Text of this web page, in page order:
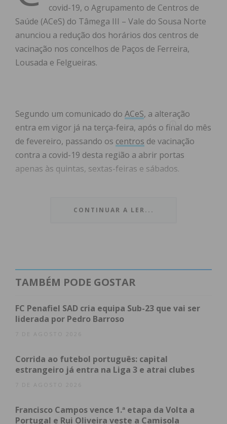
covid-19, o Agrupamento de Centros de
Saúde (ACeS) do Tâmega III – Vale do Sousa Norte
anunciou a redução dos horários dos centros de
vacinação nos concelhos de Paços de Ferreira,
Lousada e Felgueiras.
Segundo um comunicado do ACeS, a alteração
entra em vigor já na terça-feira, após o final do mês
de fevereiro, passando os centros de vacinação
contra a covid-19 desta região a abrir portas
apenas às quintas, sextas-feiras e sábados.
Contacto: 964179652
5.as feiras – das 14h às 20h;
6.as feiras – das 08h às 20h;
Centro de Vacinação de Lousada
Lousada, Estrada de Vila Meã, 71, Silvares, 4620-630
Lousada
CONTINUAR A LER...
TAMBÉM PODE GOSTAR
FC Penafiel SAD cria equipa Sub-23 que vai ser
liderada por Pedro Barroso
7 DE AGOSTO 2026
Corrida ao futebol português: capital
estrangeiro já entra na Liga 3 e atrai clubes
7 DE AGOSTO 2026
Francisco Campos vence 1.ª etapa da Volta a
Portugal e Rui Oliveira veste a Camisola